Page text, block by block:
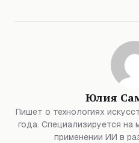
Юлия
Пишет о технологиях
года. Специализируется на
применении ИИ в